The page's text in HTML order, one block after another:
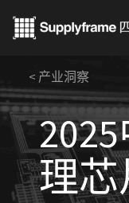
< 产业洞察
理